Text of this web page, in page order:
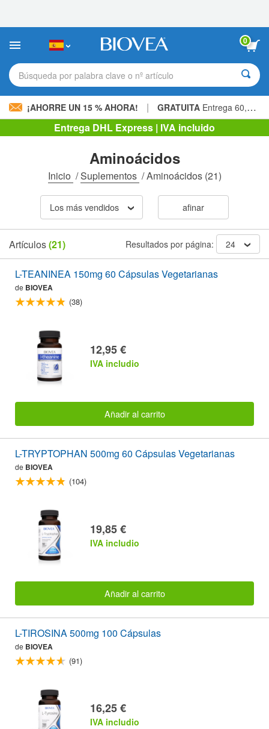
sitio
incluye
sistema
de
0
Búsqueda por palabra clave o nº artículo
¡AHORRE UN 15 % AHORA! | GRATUITA Entrega 60,00 € »
Entrega DHL Express | IVA incluido
Aminoácidos
Inicio /Suplementos /Aminoácidos(21)
Los más vendidos afinar
Artículos(21) Resultados por página: 24
L-TEANINEA 150mg 60 Cápsulas Vegetarianas
de BIOVEA
(38)
12,95 €
IVA includio
Añadir al carrito
L-TRYPTOPHAN 500mg 60 Cápsulas Vegetarianas
de BIOVEA
(104)
19,85 €
IVA includio
Añadir al carrito
L-TIROSINA 500mg 100 Cápsulas
de BIOVEA
(91)
16,25 €
IVA includio